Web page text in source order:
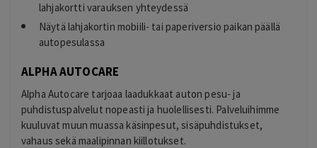
lahjakortti varauksen yhteydessä
Näytä lahjakortin mobiili- tai paperiversio paikan päällä
autopesulassa
ALPHA AUTOCARE
Alpha Autocare tarjoaa laadukkaat auton pesu- ja
puhdistuspalvelut nopeasti ja huolellisesti. Palveluihimme
kuuluvat muun muassa käsinpesut, sisäpuhdistukset,
vahaus sekä maalipinnan kiillotukset.